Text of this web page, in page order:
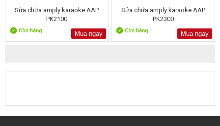
Sửa chữa amply karaoke AAP
PK2100
Mua ngay
Sửa chữa amply karaoke AAP
PK2300
Mua ngay